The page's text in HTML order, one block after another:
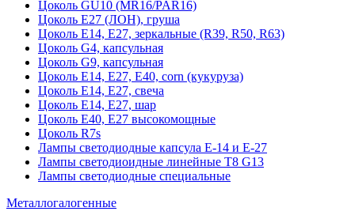
Цоколь GU10 (MR16/PAR16)
Цоколь Е27 (ЛОН), груша
Цоколь Е14, Е27, зеркальные (R39, R50, R63)
Цоколь G4, капсульная
Цоколь G9, капсульная
Цоколь Е14, Е27, Е40, corn (кукуруза)
Цоколь Е14, Е27, свеча
Цоколь Е14, Е27, шар
Цоколь Е40, Е27 высокомощные
Цоколь R7s
Лампы светодиодные капсула Е-14 и Е-27
Лампы светодиоидные линейные T8 G13
Лампы светодиодные специальные
Металлогалогенные